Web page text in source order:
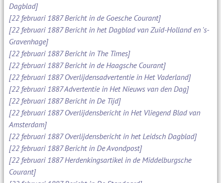
Dagblad]
[22 februari 1887 Bericht in de Goesche Courant]
[22 februari 1887 Bericht in het Dagblad van Zuid-Holland en 's-
Gravenhage]
[22 februari 1887 Bericht in The Times]
[22 februari 1887 Bericht in de Haagsche Courant]
[22 februari 1887 Overlijdensadvertentie in Het Vaderland]
[22 februari 1887 Advertentie in Het Nieuws van den Dag]
[22 februari 1887 Bericht in De Tijd]
[22 februari 1887 Overlijdensbericht in Het Vliegend Blad van
Amsterdam]
[22 februari 1887 Overlijdensbericht in het Leidsch Dagblad]
[22 februari 1887 Bericht in De Avondpost]
[22 februari 1887 Herdenkingsartikel in de Middelburgsche
Courant]